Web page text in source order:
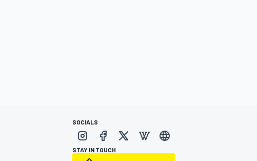
SOCIALS
STAY IN TOUCH